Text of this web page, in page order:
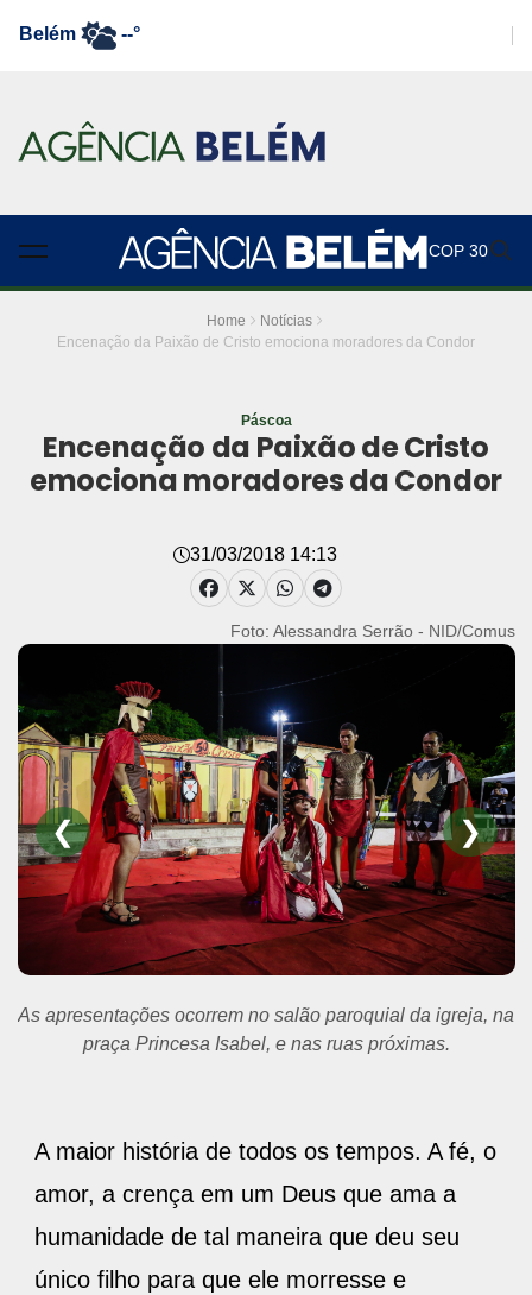
Belém --°
COP 30
Home
Notícias
Encenação da Paixão de Cristo emociona moradores da Condor
Páscoa
Encenação da Paixão de Cristo
emociona moradores da Condor
31/03/2018 14:13
Foto: Alessandra Serrão - NID/Comus
❮ ❯
As apresentações ocorrem no salão paroquial da igreja, na
praça Princesa Isabel, e nas ruas próximas.
A maior história de todos os tempos. A fé, o
amor, a crença em um Deus que ama a
humanidade de tal maneira que deu seu
único filho para que ele morresse e